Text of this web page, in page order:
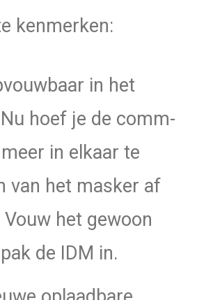
kenmerken:
in het
hoef je de comm-
in elkaar te
van het masker af
het gewoon
de IDM in.